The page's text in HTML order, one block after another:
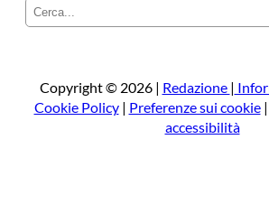
e
a
Copyright © 2026 | Redazione |
Cookie Policy| Preferenze sui cookie|
accessibilità